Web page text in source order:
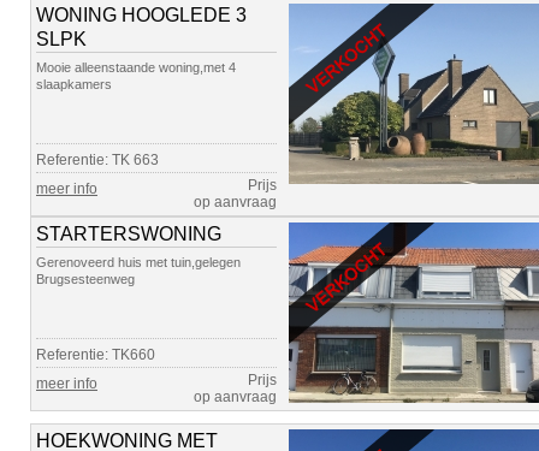
WONING HOOGLEDE 3
SLPK
Mooie alleenstaande woning,met 4
slaapkamers
Referentie: TK 663
Prijs
op aanvraag
meer info
STARTERSWONING
Gerenoveerd huis met tuin,gelegen
Brugsesteenweg
Referentie: TK660
Prijs
op aanvraag
meer info
HOEKWONING MET